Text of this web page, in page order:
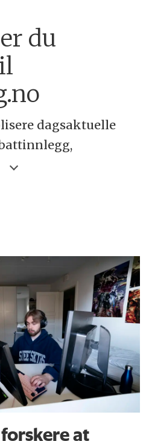
du
dagsaktuelle
også
være på inntil
forteller»-
inntil 7000 tegn
Vi forbeholder oss
innsendt
og utkast til
at